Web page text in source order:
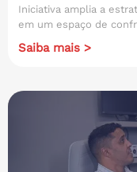
Iniciativa amplia a
em um espaço de
Saiba mais >